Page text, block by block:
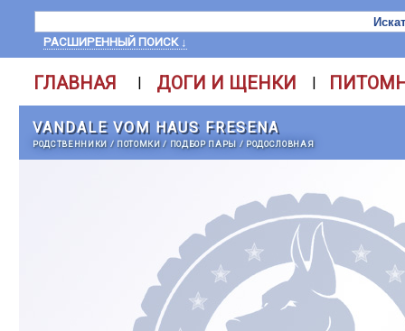
РАСШИРЕННЫЙ ПОИСК ↓
ГЛАВНАЯ | ДОГИ И ЩЕНКИ |
VANDALE VOM HAUS FRESENA
РОДСТВЕННИКИ / ПОТОМКИ/ ПОДБОР ПАРЫ / РОДОСЛОВНАЯ